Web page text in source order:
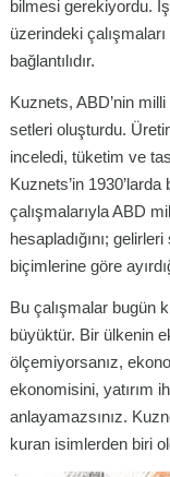
bilmesi gerekiyordu.
üzerindeki
bağlantılıdır.
Kuznets, ABD’nin
setleri oluşturdu.
inceledi, tüketim ve
Kuznets’in
çalışmalarıyla ABD
hesapladığını;
biçimlerine göre
Bu çalışmalar bugün
büyüktür. Bir ülkenin
ölçemiyorsanız,
ekonomisini, yatırım
anlayamazsınız.
kuran isimlerden biri